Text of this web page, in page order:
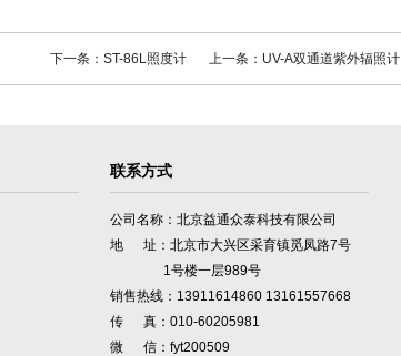
下一条：ST-86L照度计 上一条：UV-A双通道紫外辐照计
联系方式
公司名称：北京益通众泰科技有限公司
地 址：北京市大兴区采育镇觅凤路7号
1号楼一层989号
销售热线：13911614860 13161557668
传 真：010-60205981
微 信：fyt200509